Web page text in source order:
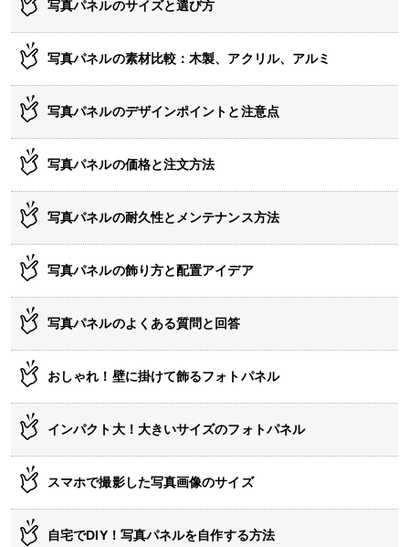
写真パネルのサイズと選び方
写真パネルの素材比較：木製、アクリル、アルミ
写真パネルのデザインポイントと注意点
写真パネルの価格と注文方法
写真パネルの耐久性とメンテナンス方法
写真パネルの飾り方と配置アイデア
写真パネルのよくある質問と回答
おしゃれ！壁に掛けて飾るフォトパネル
インパクト大！大きいサイズのフォトパネル
スマホで撮影した写真画像のサイズ
自宅でDIY！写真パネルを自作する方法